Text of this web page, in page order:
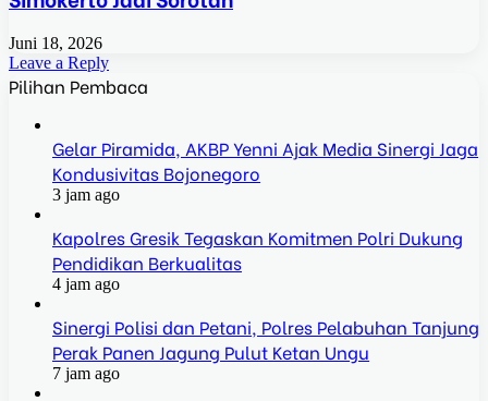
Juni 18, 2026
Leave a Reply
Pilihan Pembaca
Gelar Piramida, AKBP Yenni Ajak Media Sinergi Jaga
Kondusivitas Bojonegoro
3 jam ago
Kapolres Gresik Tegaskan Komitmen Polri Dukung
Pendidikan Berkualitas
4 jam ago
Sinergi Polisi dan Petani, Polres Pelabuhan Tanjung
Perak Panen Jagung Pulut Ketan Ungu
7 jam ago